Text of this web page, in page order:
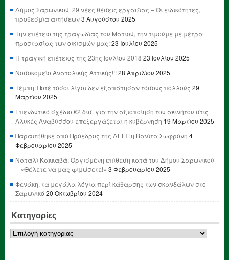
Δήμος Σαρωνικού: 29 νέες θέσεις εργασίας – Οι ειδικότητες,
προθεσμία αιτήσεων3 Αυγούστου 2025
Την επέτειο της τραγωδίας του Ματιού, την τιμούμε με μέτρα
προστασίας των οικισμών μας;23 Ιουλίου 2025
Η τραγική επέτειος της 23ης Ιουλίου 2018 23 Ιουλίου 2025
Νοσοκομείο Ανατολικής Αττικής!!! 28 Απριλίου 2025
Τέμπη: Ποτέ τόσοι λίγοι δεν εξαπάτησαν τόσους πολλούς 29
Μαρτίου 2025
Επενδυτικό σχέδιο €2 δισ. για την αξιοποίηση του ακινήτου στις
Αλυκές Αναβύσσου επεξεργάζεται η κυβέρνηση 19 Μαρτίου 2025
Παραιτήθηκε από Πρόεδρος της ΔΕΕΠ η Βανίτα Σωφρόνη 4
Φεβρουαρίου 2025
Ναταλί Κακκαβά: Οργισμένη επίθεση κατά του Δήμου Σαρωνικού
– «Θέλετε να μας φιμώσετε!» 3 Φεβρουαρίου 2025
Φενάκη, τα μεγάλα λόγια περί κάθαρσης των σκανδάλων στο
Σαρωνικό 20 Οκτωβρίου 2024
Κατηγορίες
Κατηγορίες